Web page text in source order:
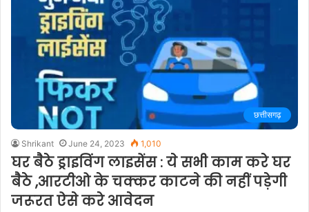
छत्तीसगढ़
Shrikant June 24, 2023 1,010
घर बैठे ड्राइविंग लाइसेंस : ये सभी काम करे घर
बैठे ,आरटीओ के चक्कर काटने की नहीं पड़ेगी
जरूरत ऐसे करे आवेदन